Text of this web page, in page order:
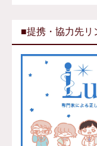
■提携・協力先リ